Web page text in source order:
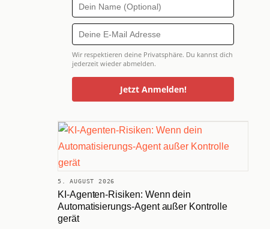
Wir respektieren deine Privatsphäre. Du kannst dich
jederzeit wieder abmelden.
Jetzt Anmelden!
5. AUGUST 2026
KI-Agenten-Risiken: Wenn dein
Automatisierungs-Agent außer Kontrolle
gerät